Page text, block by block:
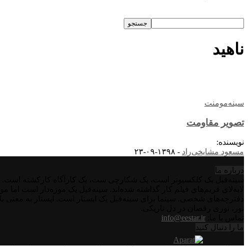
ناهید
سینه‌مومنت
تصویر مقاومت
نویسنده:
مسعود مشایخی‌راد - ۱۳۹۸-۰۹-۲۳
درباره‌ ما
info@eestar.ir
ما را دنبال کنید